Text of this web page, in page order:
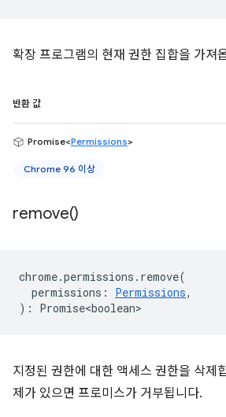
확장 프로그램의 현재 권한 집합을 가져
반환 값
Promise<Permissions>
Chrome 96 이상
remove()
chrome.permissions . remove(
permissions : Permissions,
) : Promise<boolean>
지정된 권한에 대한 액세스 권한을 삭제
제가 있으면 프로미스가 거부됩니다.